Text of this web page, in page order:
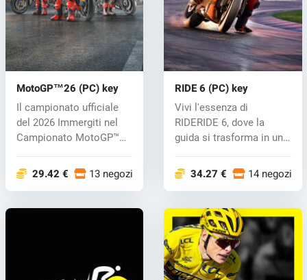
MotoGP™26 (PC) key
Il campionato ufficiale
del 2026 Immergiti nel
Campionato MotoGP™
29.42 € 13 negozi
RIDE 6 (PC) key
Vivi l'essenza di
RIDERIDE 6, dove la
guida si trasforma in una
34.27 € 14 negozi